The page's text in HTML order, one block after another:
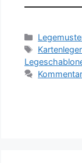
Kategorien